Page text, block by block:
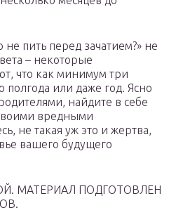
не пить перед зачатием?» не
– некоторые
что как минимум три
полгода или даже год. Ясно
найдите в себе
вредными
не такая уж это и жертва,
вашего будущего
МАТЕРИАЛ ПОДГОТОВЛЕН